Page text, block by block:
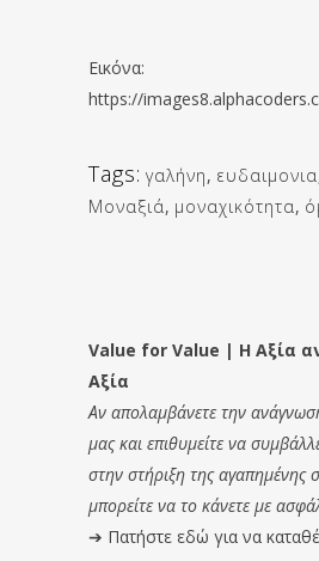
Εικόνα:
https://
Tags: γαλήνη, ευδαιμονια
Μοναξιά, μοναχικότητα,
Value for Value | Η Αξία
Αξία
Αν απολαμβάνετε την
μας και επιθυμείτε να
στην στήριξη της αγαπημένης
μπορείτε να το κάνετε με
➔ Πατήστε εδώ για να